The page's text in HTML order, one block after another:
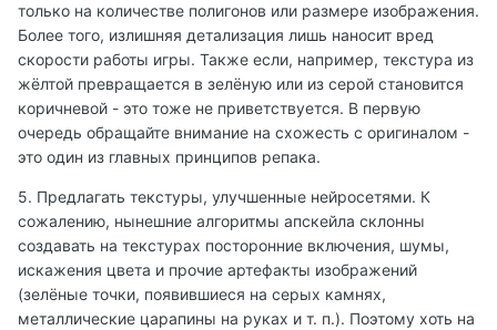
только на количестве полигонов или размере изображения.
Более того, излишняя детализация лишь наносит вред
скорости работы игры. Также если, например, текстура из
жёлтой превращается в зелёную или из серой становится
коричневой - это тоже не приветствуется. В первую
очередь обращайте внимание на схожесть с оригиналом -
это один из главных принципов репака.
5. Предлагать текстуры, улучшенные нейросетями. К
сожалению, нынешние алгоритмы апскейла склонны
создавать на текстурах посторонние включения, шумы,
искажения цвета и прочие артефакты изображений
(зелёные точки, появившиеся на серых камнях,
металлические царапины на руках и т. п.). Поэтому хоть на